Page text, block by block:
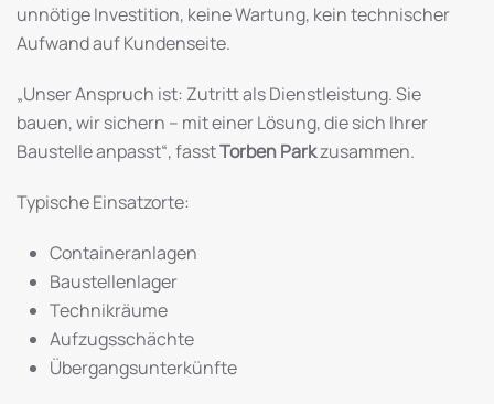
unnötige Investition, keine Wartung, kein technischer
Aufwand auf Kundenseite.
„Unser Anspruch ist: Zutritt als Dienstleistung. Sie
bauen, wir sichern – mit einer Lösung, die sich Ihrer
Baustelle anpasst“, fasstTorben Parkzusammen.
Typische Einsatzorte:
Containeranlagen
Baustellenlager
Technikräume
Aufzugsschächte
Übergangsunterkünfte